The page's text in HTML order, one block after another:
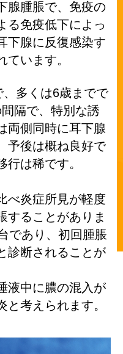
腺腫脹で、免疫の
る免疫低下によっ
下腺に反復感染す
ています。
、多くは6歳までで
隔で、特別な誘
両側同時に耳下腺
予後は概ね良好で
行は稀です。
べ炎症所見が軽度
することがありま
であり、 初回腫脹
診断されることが
液中に膿の混入が
考えられます。